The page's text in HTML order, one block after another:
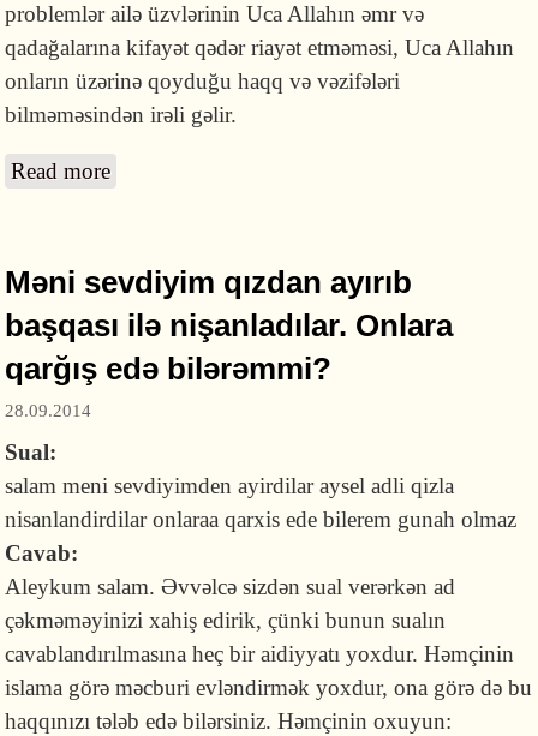
problemlər ailə üzvlərinin Uca Allahın əmr və
qadağalarına kifayət qədər riayət etməməsi, Uca Allahın
onların üzərinə qoyduğu haqq və vəzifələri
bilməməsindən irəli gəlir.
Read more
Məni sevdiyim qızdan ayırıb
başqası ilə nişanladılar. Onlara
qarğış edə bilərəmmi?
28.09.2014
Sual:
salam meni sevdiyimden ayirdilar aysel adli qizla
nisanlandirdilar onlaraa qarxis ede bilerem gunah olmaz
Cavab:
Aleykum salam. Əvvəlcə sizdən sual verərkən ad
çəkməməyinizi xahiş edirik, çünki bunun sualın
cavablandırılmasına heç bir aidiyyatı yoxdur. Həmçinin
islama görə məcburi evləndirmək yoxdur, ona görə də bu
haqqınızı tələb edə bilərsiniz. Həmçinin oxuyun: